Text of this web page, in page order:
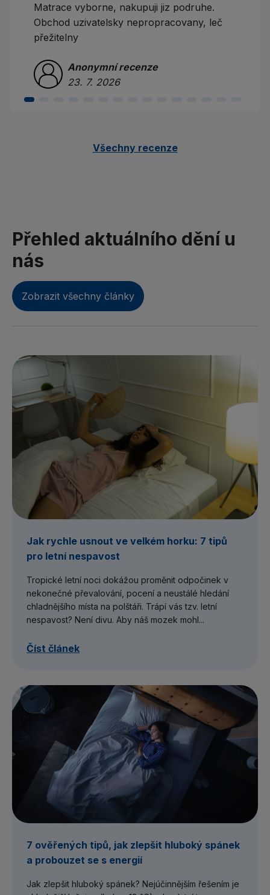
Matrace vyborne, nakupuji jiz podruhe.
Obchod uzivatelsky nepropracovany, leč
přežitelny
Anonymní recenze
23. 7. 2026
Všechny recenze
Přehled aktuálního dění u
nás
Zobrazit všechny články
Jak rychle usnout ve velkém horku: 7 tipů
pro letní nespavost
Tropické letní noci dokážou proměnit odpočinek v
nekonečné převalování, pocení a neustálé hledání
chladnějšího místa na polštáři. Trápí vás tzv. letní
nespavost? Není divu. Aby náš mozek mohl...
Číst článek
7 ověřených tipů, jak zlepšit hluboký spánek
a probouzet se s energií
Jak zlepšit hluboký spánek? Nejúčinnějším řešením je